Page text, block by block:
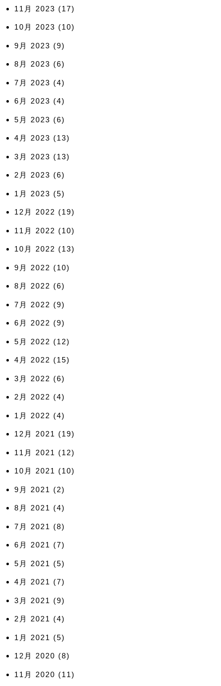
11月 2023 (17)
10月 2023 (10)
9月 2023 (9)
8月 2023 (6)
7月 2023 (4)
6月 2023 (4)
5月 2023 (6)
4月 2023 (13)
3月 2023 (13)
2月 2023 (6)
1月 2023 (5)
12月 2022 (19)
11月 2022 (10)
10月 2022 (13)
9月 2022 (10)
8月 2022 (6)
7月 2022 (9)
6月 2022 (9)
5月 2022 (12)
4月 2022 (15)
3月 2022 (6)
2月 2022 (4)
1月 2022 (4)
12月 2021 (19)
11月 2021 (12)
10月 2021 (10)
9月 2021 (2)
8月 2021 (4)
7月 2021 (8)
6月 2021 (7)
5月 2021 (5)
4月 2021 (7)
3月 2021 (9)
2月 2021 (4)
1月 2021 (5)
12月 2020 (8)
11月 2020 (11)